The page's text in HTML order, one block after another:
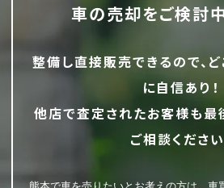
車の売却をご検討
整備し直接販売できるので、
に自信あり！
他店で査定されたお客様も最
ご相談ください